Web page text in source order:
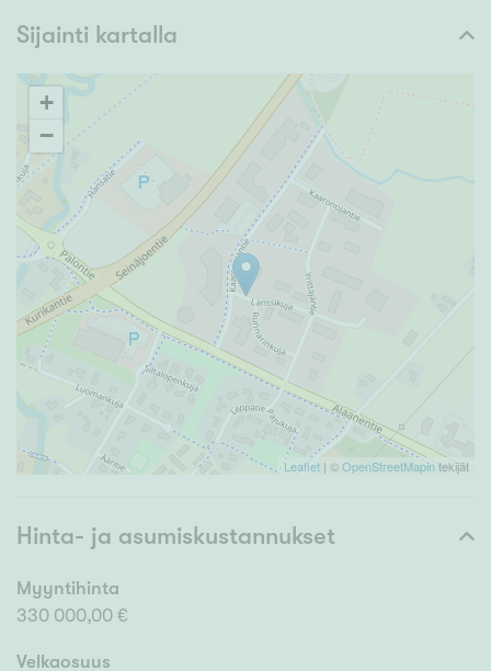
Sijainti kartalla
+
−
Leaflet | ©OpenStreetMapintekijät
Hinta- ja asumiskustannukset
Myyntihinta
330 000,00 €
Velkaosuus